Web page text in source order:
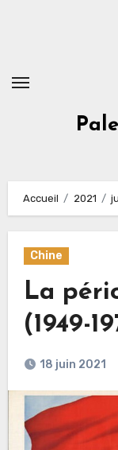
Accueil 2021
Chine
La
(1949-
18 juin 2021